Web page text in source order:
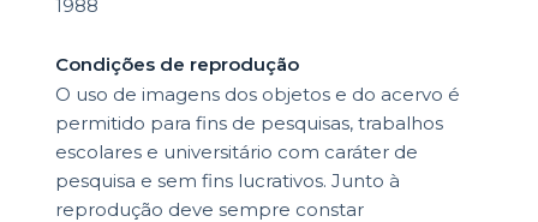
1988
Condições de reprodução
O uso de imagens dos objetos e do acervo é
permitido para fins de pesquisas, trabalhos
escolares e universitário com caráter de
pesquisa e sem fins lucrativos. Junto à
reprodução deve sempre constar